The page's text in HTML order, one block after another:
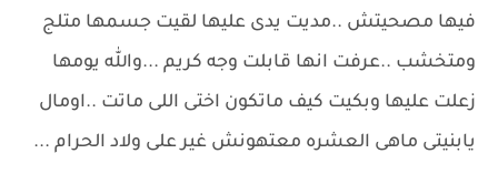
فيها مصحيتش ..مديت يدى عليها لقيت جسمها متلج
ومتخشب ..عرفت انها قابلت وجه كريم ...والله يومها
زعلت عليها وبكيت كيف ماتكون اختى اللى ماتت ..اومال
يابنيتى ماهى العشره معتهونش غير على ولاد الحرام ...